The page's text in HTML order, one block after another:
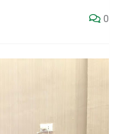
0